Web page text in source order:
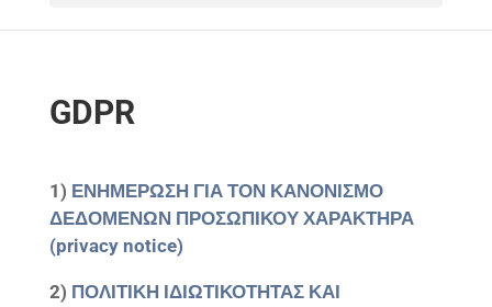
GDPR
1) ΕΝΗΜΕΡΩΣΗ ΓΙΑ ΤΟΝ ΚΑΝΟΝΙΣΜΟ
ΔΕΔΟΜΕΝΩΝ ΠΡΟΣΩΠΙΚΟΥ ΧΑΡΑΚΤΗΡΑ
(privacy notice)
2) ΠΟΛΙΤΙΚΗ ΙΔΙΩΤΙΚΟΤΗΤΑΣ ΚΑΙ